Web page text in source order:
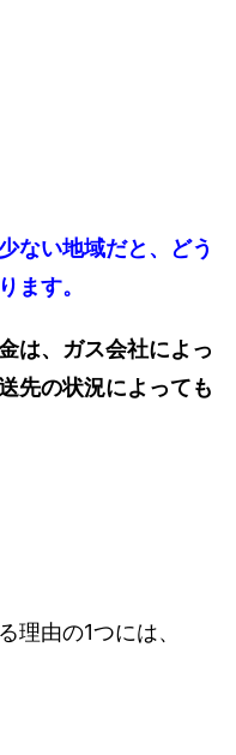
ない地域だと、どう
ます。
は、ガス会社によっ
先の状況によっても
理由の1つには、